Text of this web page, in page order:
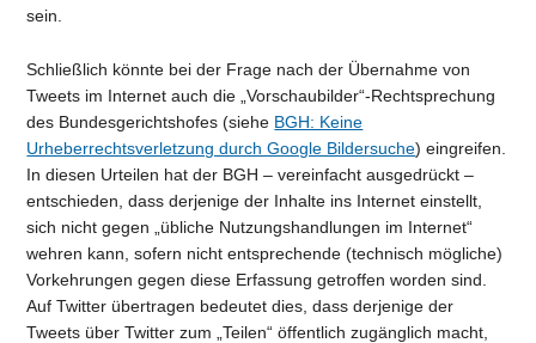
sein.
Schließlich könnte bei der Frage nach der Übernahme von
Tweets im Internet auch die „Vorschaubilder“-Rechtsprechung
des Bundesgerichtshofes (siehe BGH: Keine
Urheberrechtsverletzung durch Google Bildersuche) eingreifen.
In diesen Urteilen hat der BGH – vereinfacht ausgedrückt –
entschieden, dass derjenige der Inhalte ins Internet einstellt,
sich nicht gegen „übliche Nutzungshandlungen im Internet“
wehren kann, sofern nicht entsprechende (technisch mögliche)
Vorkehrungen gegen diese Erfassung getroffen worden sind.
Auf Twitter übertragen bedeutet dies, dass derjenige der
Tweets über Twitter zum „Teilen“ öffentlich zugänglich macht,